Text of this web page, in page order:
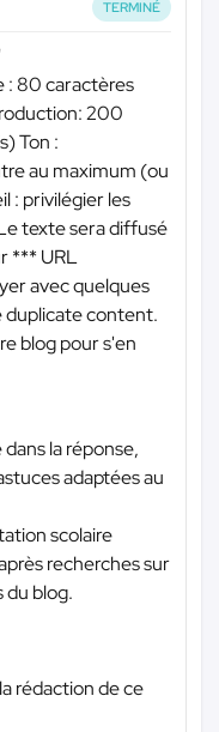
TERMINÉ
: 80 caractères
200
Ton :
au maximum (ou
: privilégier les
texte sera diffusé
*** URL
avec quelques
duplicate content.
blog pour s'en
la réponse,
adaptées au
scolaire
recherches sur
du blog.
rédaction de ce